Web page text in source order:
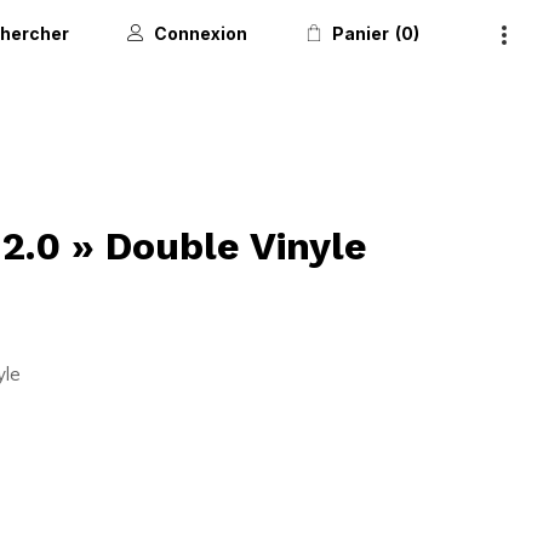
Connexion Panier 0
» Double Vinyle